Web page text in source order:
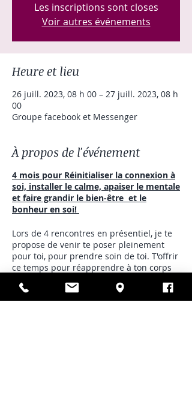
Les inscriptions sont closes
Voir autres événements
Heure et lieu
26 juill. 2023, 08 h 00 – 27 juill. 2023, 08 h
00
Groupe facebook et Messenger
À propos de l'événement
4 mois pour Réinitialiser la connexion à
soi, installer le calme, apaiser le mentale
et faire grandir le bien-être et le
bonheur en soi!
Lors de 4 rencontres en présentiel, je te
propose de venir te poser pleinement
pour toi, pour prendre soin de toi. T'offrir
ce temps pour réapprendre à ton corps
Durant ces rencontres, plusieurs thèmes
et outils seront explorés et pratiqués.